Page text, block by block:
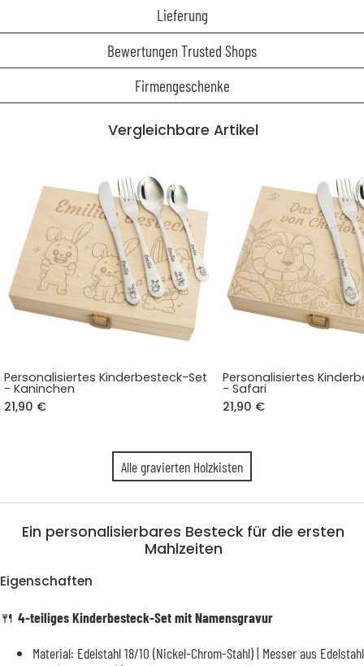
Lieferung
Bewertungen Trusted Shops
Firmengeschenke
Vergleichbare Artikel
Personalisiertes Kinderbesteck-Set
- Kaninchen
21,90 €
Personalisiertes
- Safari
21,90 €
Alle gravierten Holzkisten
Ein personalisierbares Besteck für die ersten
Mahlzeiten
Eigenschaften
🍴 4-teiliges Kinderbesteck-Set mit Namensgravur
Material: Edelstahl 18/10 (Nickel-Chrom-Stahl) | Messer aus Edelstahl